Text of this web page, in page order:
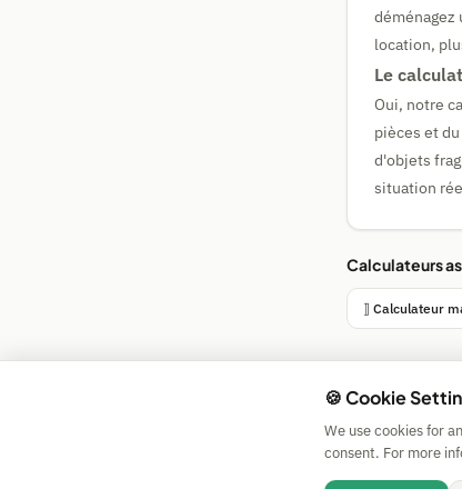
déménagez
location,
Le
Oui, notre
pièces et
d'objets
situation
Calculateurs
⟧ Calculateur
🍪 Cookie
We use cookies for
consent. For more